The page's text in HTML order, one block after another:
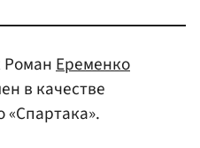
Еременко
в качестве
«Спартака».